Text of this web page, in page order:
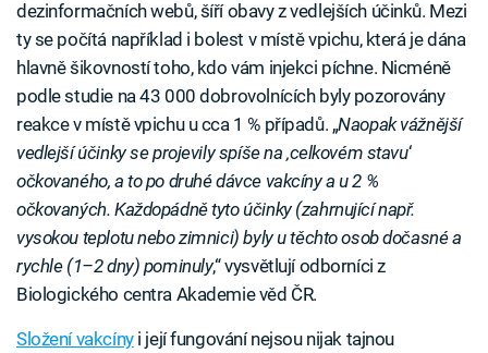
dezinformačních webů, šíří obavy z vedlejších účinků. Mezi
ty se počítá například i bolest v místě vpichu, která je dána
hlavně šikovností toho, kdo vám injekci píchne. Nicméně
podle studie na 43 000 dobrovolnících byly pozorovány
reakce v místě vpichu u cca 1 % případů. „Naopak vážnější
vedlejší účinky se projevily spíše na ‚celkovém stavu‘
očkovaného, a to po druhé dávce vakcíny a u 2 %
očkovaných. Každopádně tyto účinky (zahrnující např.
vysokou teplotu nebo zimnici) byly u těchto osob dočasné a
rychle (1–2 dny) pominuly,“ vysvětlují odborníci z
Biologického centra Akademie věd ČR.
Složení vakcínyi její fungování nejsou nijak tajnou